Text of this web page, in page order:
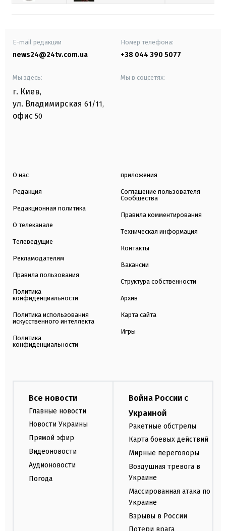
E-mail редакции
news24@24tv.com.ua
Номер телефона:
+38 044 390 5077
Мы здесь:
г. Киев,
ул. Владимирская 61/11,
офис 50
Мы в соцсетях:
О нас
Редакция
Редакционная политика
О телеканале
Телеведущие
Рекламодателям
Правила пользования
Политика
конфиденциальности
Политика использования
искусственного интеллекта
Политика
конфиденциальности
приложения
Соглашение пользователя
Сообщества
Правила комментирования
Техническая информация
Контакты
Вакансии
Структура собственности
Архив
Карта сайта
Игры
Все новости
Главные новости
Новости Украины
Прямой эфир
Видеоновости
Аудионовости
Погода
Война России с
Украиной
Ракетные обстрелы
Карта боевых действий
Мирные переговоры
Воздушная тревога в
Украине
Массированная атака по
Украине
Взрывы в России